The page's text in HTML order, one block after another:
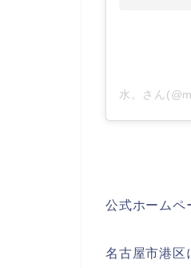
公式ホームペ
名古屋市港区